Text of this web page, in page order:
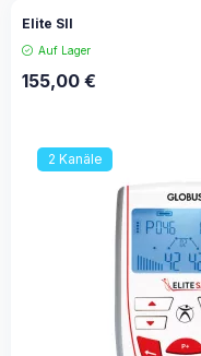
Elite SII
Auf Lager
155,00 €
2 Kanäle